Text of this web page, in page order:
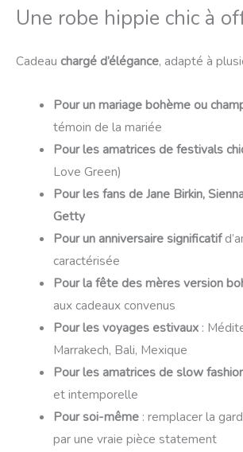
Une robe hippie chic à
Cadeau chargé d’élégance, adapté à
Pour un mariage bohème ou
témoin de la mariée
Pour les amatrices de festivals
Love Green)
Pour les fans de Jane Birkin,
Getty
Pour un anniversaire significatif
caractérisée
Pour la fête des mères version
aux cadeaux convenus
Pour les voyages estivaux:
Marrakech, Bali, Mexique
Pour les amatrices de slow
et intemporelle
Pour soi-même: remplacer la
par une vraie pièce statement